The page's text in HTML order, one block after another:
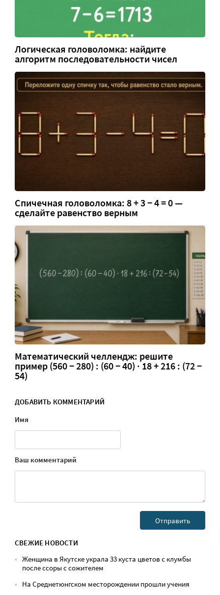
Логическая головоломка: найдите
алгоритм последовательности чисел
Спичечная головоломка: 8 + 3 − 4 = 0 —
сделайте равенство верным
Математический челлендж: решите
пример (560 − 280) : (60 − 40) · 18 + 216 : (72 −
54)
ДОБАВИТЬ КОММЕНТАРИЙ
Имя
Ваш комментарий
СВЕЖИЕ НОВОСТИ
Женщина в Якутске украла 33 куста цветов с клумбы
после ссоры с сожителем
На Среднетюнгском месторождении прошли учения